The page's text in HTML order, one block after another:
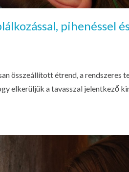
pihenéssel
összeállított étrend, a rendszeres
elkerüljük a tavasszal jelentkező